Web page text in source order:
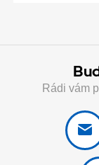
Rádi vám